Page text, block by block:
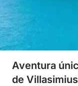
Aventura
de Villasimius